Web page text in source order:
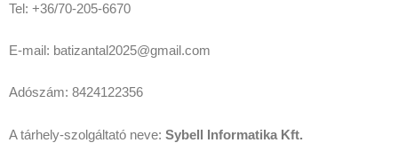
Tel: +36/70-205-6670
E-mail: batizantal2025@gmail.com
Adószám: 8424122356
A tárhely-szolgáltató neve: Sybell Informatika Kft.